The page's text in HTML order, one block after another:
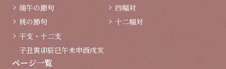
端午の節句
桃の節句
干支・十二支
子丑寅卯辰巳午未申酉戌亥
四幅対
十二幅対
ページ一覧